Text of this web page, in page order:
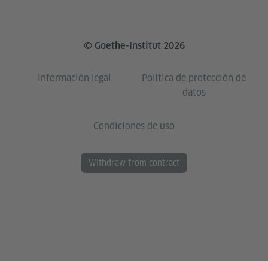
© Goethe-Institut 2026
Información legal
Política de protección de
datos
Condiciones de uso
Withdraw from contract